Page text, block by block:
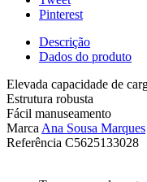
Pinterest
Descrição
Dados do produto
Elevada capacidade de
Estrutura robusta
Fácil manuseamento
Marca Ana Sousa Marques
Referência C5625133028